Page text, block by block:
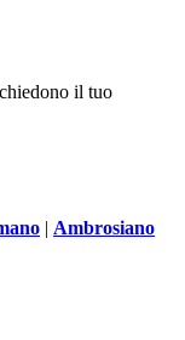
il tuo
| Ambrosiano